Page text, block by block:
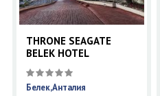
THRONE SEAGATE
BELEK HOTEL
Белек,Анталия